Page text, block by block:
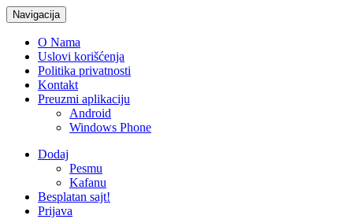
Navigacija
O Nama
Uslovi korišćenja
Politika privatnosti
Kontakt
Preuzmi aplikaciju
Android
Windows Phone
Dodaj
Pesmu
Kafanu
Besplatan sajt!
Prijava